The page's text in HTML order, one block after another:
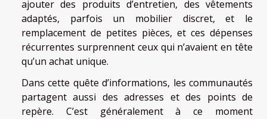
ajouter des produits d’entretien, des vêtements
adaptés, parfois un mobilier discret, et le
remplacement de petites pièces, et ces dépenses
récurrentes surprennent ceux qui n’avaient en tête
qu’un achat unique.
Dans cette quête d’informations, les communautés
partagent aussi des adresses et des points de
repère. C’est généralement à ce moment